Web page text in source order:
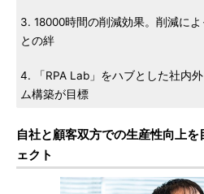
3. 18000時間の削減効果。削減に
との絆
4. 「RPA Lab」をハブとした社内
ム構築が目標
自社と顧客双方での生産性向上
ェクト